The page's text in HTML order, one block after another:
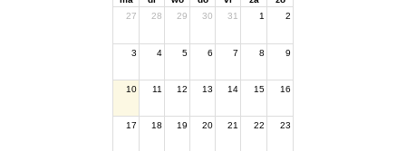
27
28 29 30 31 1 2
3 4 5 6 7 8 9
10 11 12 13 14 15 16
17 18 19 20 21 22 23